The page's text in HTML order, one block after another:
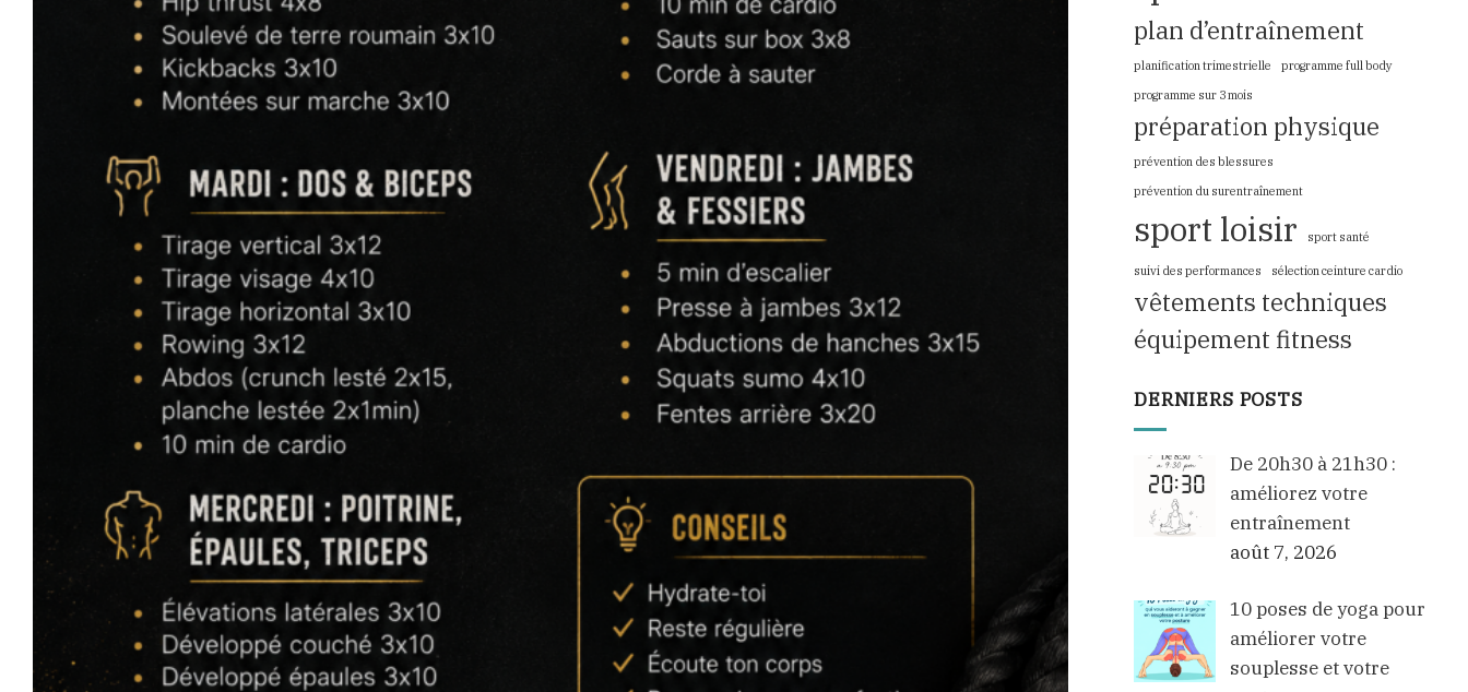
plan d’entraînement
planification trimestrielle
programme full body
programme sur 3 mois
préparation physique
prévention des blessures
prévention du surentraînement
sport loisir sport santé
suivi des performances sélection ceinture cardio
vêtements techniques
équipement fitness
DERNIERS POSTS
De 20h30 à 21h30 :
améliorez votre
entraînement
août 7, 2026
10 poses de yoga pour
améliorer votre
souplesse et votre